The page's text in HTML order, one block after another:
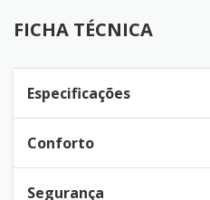
FICHA TÉCNICA
Especificações
Conforto
Segurança